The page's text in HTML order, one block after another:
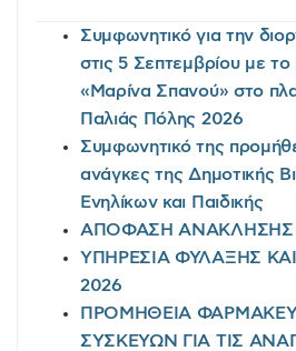
Συμφωνητικό για την
στις 5 Σεπτεμβρίου με το
«Μαρίνα Σπανού» στο
Παλιάς Πόλης 2026
Συμφωνητικό της
ανάγκες της Δημοτικής
Ενηλίκων και Παιδικής
ΑΠΟΦΑΣΗ ΑΝΑΚΛΗΣΗΣ
ΥΠΗΡΕΣΙΑ ΦΥΛΑΞΗΣ
2026
ΠΡΟΜΗΘΕΙΑ
ΣΥΣΚΕΥΩΝ ΓΙΑ ΤΙΣ